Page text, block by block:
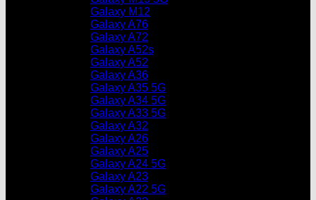
Galaxy M12
Galaxy A76
Galaxy A72
Galaxy A52s
Galaxy A52
Galaxy A36
Galaxy A35 5G
Galaxy A34 5G
Galaxy A33 5G
Galaxy A32
Galaxy A26
Galaxy A25
Galaxy A24 5G
Galaxy A23
Galaxy A22 5G